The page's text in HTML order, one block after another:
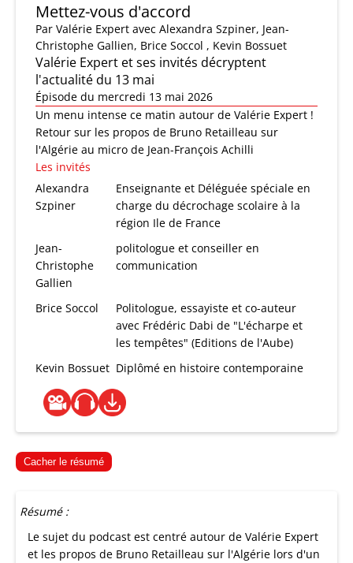
Mettez-vous d'accord
Par Valérie Expert avec Alexandra Szpiner, Jean-
Christophe Gallien, Brice Soccol , Kevin Bossuet
Valérie Expert et ses invités décryptent
l'actualité du 13 mai
Épisode du mercredi 13 mai 2026
Un menu intense ce matin autour de Valérie Expert !
Retour sur les propos de Bruno Retailleau sur
l'Algérie au micro de Jean-François Achilli
Les invités
Alexandra
Szpiner
Enseignante et Déléguée spéciale en
charge du décrochage scolaire à la
région Ile de France
Jean-
Christophe
Gallien
politologue et conseiller en
communication
Brice Soccol
Politologue, essayiste et co-auteur
avec Frédéric Dabi de "L'écharpe et
les tempêtes" (Editions de l'Aube)
Kevin Bossuet Diplômé en histoire contemporaine
Cacher le résumé
Résumé :
Le sujet du podcast est centré autour de Valérie Expert
et les propos de Bruno Retailleau sur l'Algérie lors d'un